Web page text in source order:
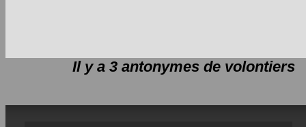
Il y a 3 antonymes de volontiers